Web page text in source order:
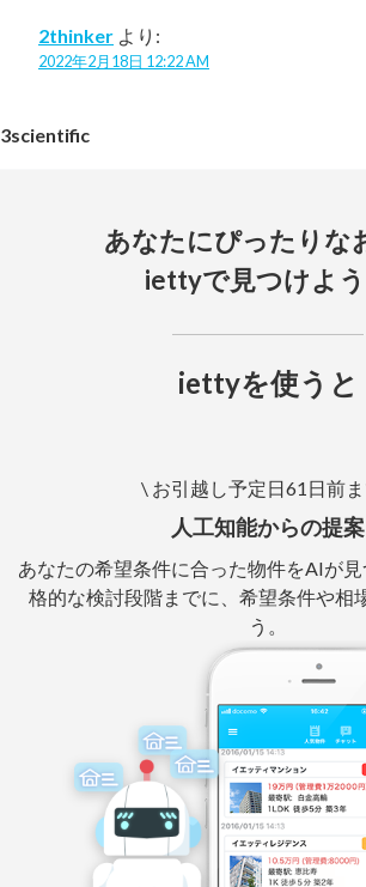
2thinker より:
2022年2月18日 12:22 AM
3scientific
あなたにぴったりな
iettyで見つけよう
iettyを使うと
\ お引越し予定日61日前
人工知能からの提案
あなたの希望条件に合った物件をAIが
格的な検討段階までに、希望条件や相
う。